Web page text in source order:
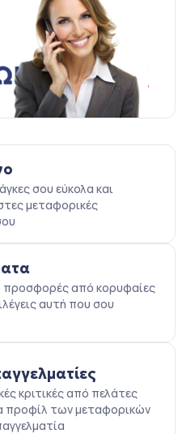
σου εύκολα και
μεταφορικές
προσφορές από κορυφαίες
αυτή που σου
κριτικές από πελάτες
προφίλ των μεταφορικών